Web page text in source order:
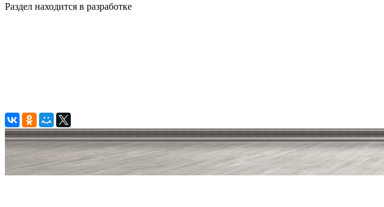
Раздел находится в разработке